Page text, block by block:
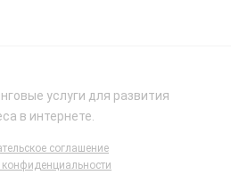
услуги для развития
в интернете.
соглашение
конфиденциальности